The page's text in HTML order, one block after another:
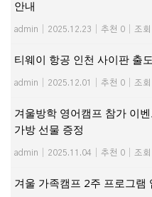
안내
admin 2025.12.23 추천 0 조
티웨이 항공 인천 사이판 출
admin 2025.12.01 추천 0 조
겨울방학 영어캠프 참가 이
가방 선물 증정
admin 2025.11.04 추천 0 조
겨울 가족캠프 2주 프로그램